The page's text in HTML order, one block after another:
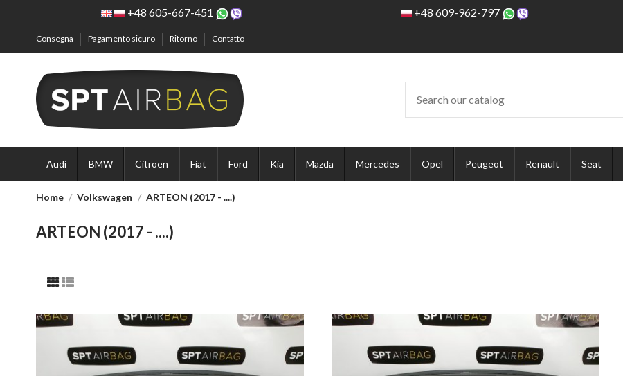
+48 605-667-451 +48 609-962-797
Consegna Pagamento sicuro Ritorno Contatto
Audi BMW Citroen Fiat Ford Kia Mazda Mercedes Opel Peugeot Renault Seat
Home Volkswagen ARTEON (2017 - ....)
ARTEON (2017 - ....)